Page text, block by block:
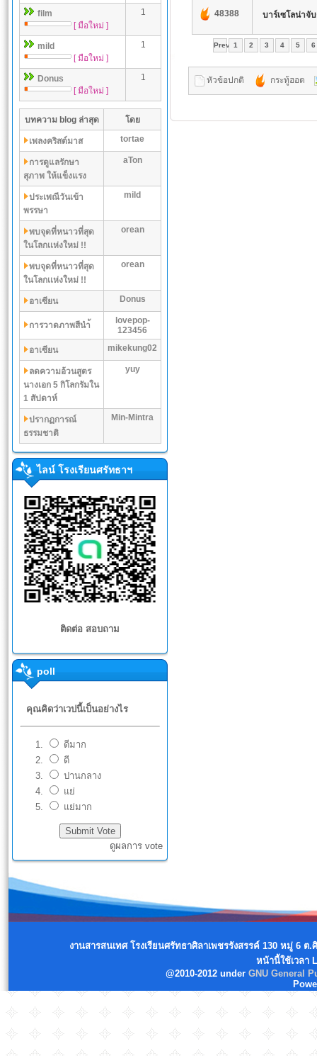
film
[ มือใหม่ ]
1
mild
[ มือใหม่ ]
1
Donus
[ มือใหม่ ]
1
บทความ blog ล่าสุด โดย
เพลงคริสต์มาส tortae
การดูแลรักษา
สุภาพ ให้แข็งแรง
aTon
ประเพณีวันเข้า
พรรษา
mild
พบจุดที่หนาวที่สุด
ในโลกเเห่งใหม่ !!
orean
พบจุดที่หนาวที่สุด
ในโลกเเห่งใหม่ !!
orean
อาเซียน Donus
การวาดภาพสีนำ้
lovepop-
123456
อาเซียน
mikekung02
ลดความอ้วนสูตร
นางเอก 5 กิโลกรัมใน
1 สัปดาห์
yuy
ปรากฏการณ์
ธรรมชาติ
Min-Mintra
ไลน์ โรงเรียนศรัทธาฯ
ติดต่อ สอบถาม
poll
คุณคิดว่าเวปนี้เป็นอย่างไร
ดีมาก
ดี
ปานกลาง
แย่
แย่มาก
ดูผลการ vote
48388 บาร์เซโลน่าจั
Prev 1 2 3 4 5 6
หัวข้อปกติ กระทู้ฮอต
งานสารสนเทศ โรงเรียนศรัทธาศิลาเพชรรังสรรค์ 130 หมู่ 6
หน้านี้ใช้เวลา
@2010-2012 under GNU General